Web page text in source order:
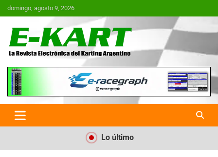
Saltar
al
domingo, agosto 9, 2026
E-Kart.com.ar | La Revista
Electrónica del Karting en
Argentina
Lo último